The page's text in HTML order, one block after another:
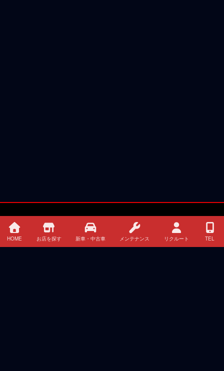
HOME お店を探す 新車・中古車 メンテナンス リクルート TEL